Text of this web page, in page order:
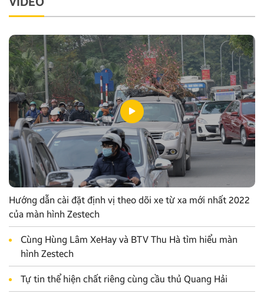
Hướng dẫn cài đặt định vị theo dõi xe từ xa mới nhất 2022
của màn hình Zestech
Cùng Hùng Lâm XeHay và BTV Thu Hà tìm hiểu màn
hình Zestech
Tự tin thể hiện chất riêng cùng cầu thủ Quang Hải